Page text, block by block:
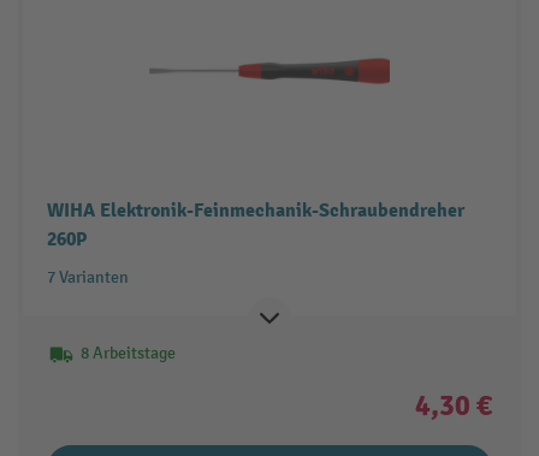
WIHA Elektronik-Feinmechanik-Schraubendreher
260P
7 Varianten
8 Arbeitstage
4,30 €